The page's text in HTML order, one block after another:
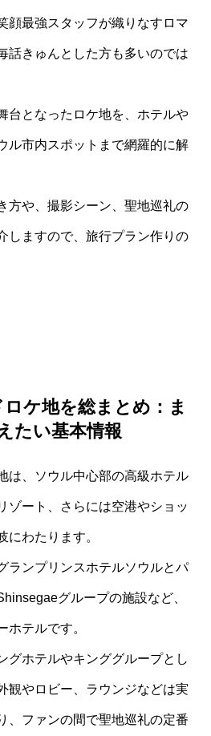
顔最強スタッフが織りなすロマ
話きゅんとした方も多いのでは
台となったロケ地を、ホテルや
ル市内スポットまで網羅的に解
方や、撮影シーン、聖地巡礼の
しますので、旅行プラン作りの
ケ地を総まとめ：ま
たい基本情報
は、ソウル中心部の高級ホテル
ゾート、さらには空港やショッ
にわたります。
ランプリンスホテルソウルとパ
グループの施設など、
ホテルです。
グホテルやキンググループとし
観やロビー、ラウンジなどは実
、ファンの間で聖地巡礼の定番